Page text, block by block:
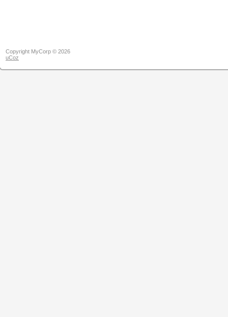
Copyright MyCorp © 2026
uCoz